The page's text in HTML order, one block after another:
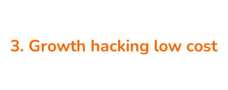
3. Growth hacking low cost